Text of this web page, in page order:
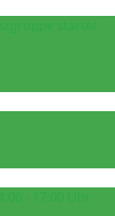
startet
- 17:00 Uhr